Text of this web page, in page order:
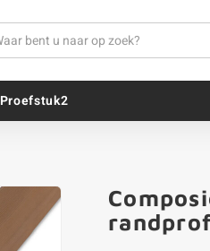
Blauwsteen
Proefstuk2